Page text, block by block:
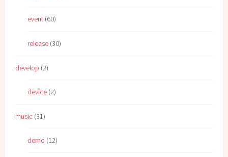
event (60)
release (30)
develop (2)
device (2)
music (31)
demo (12)